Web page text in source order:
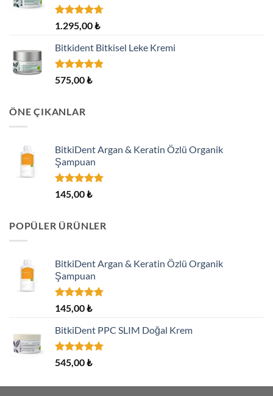
5
üzerinden
4.70 oy
aldı
1.295,00₺
Bitkident Bitkisel Leke Kremi
5 üzerinden
4.82oy
575,00₺
ÖNE ÇIKANLAR
BitkiDent Argan & Keratin Özlü Organik
Şampuan
5 üzerinden
5.00oy
145,00₺
POPÜLER ÜRÜNLER
BitkiDent Argan & Keratin Özlü Organik
Şampuan
5 üzerinden
5.00oy
aldı
145,00₺
BitkiDent PPC SLIM Doğal Krem
5 üzerinden
5.00oy
545,00₺